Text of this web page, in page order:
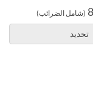
(شامل الضرائب)
تحديد